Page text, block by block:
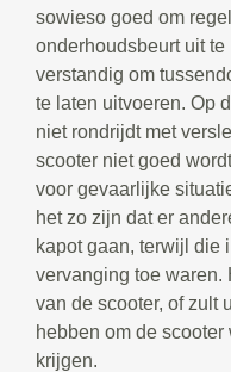
sowieso goed om
onderhoudsbeurt uit
verstandig om
te laten uitvoeren. Op
niet rondrijdt met
scooter niet goed
voor gevaarlijke
het zo zijn dat er
kapot gaan, terwijl die
vervanging toe waren.
van de scooter, of zult
hebben om de
krijgen.